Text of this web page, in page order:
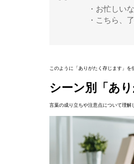
・お忙しい
・こちら、
このように「ありがたく存じます」
シーン別「あ
言葉の成り立ちや注意点について理